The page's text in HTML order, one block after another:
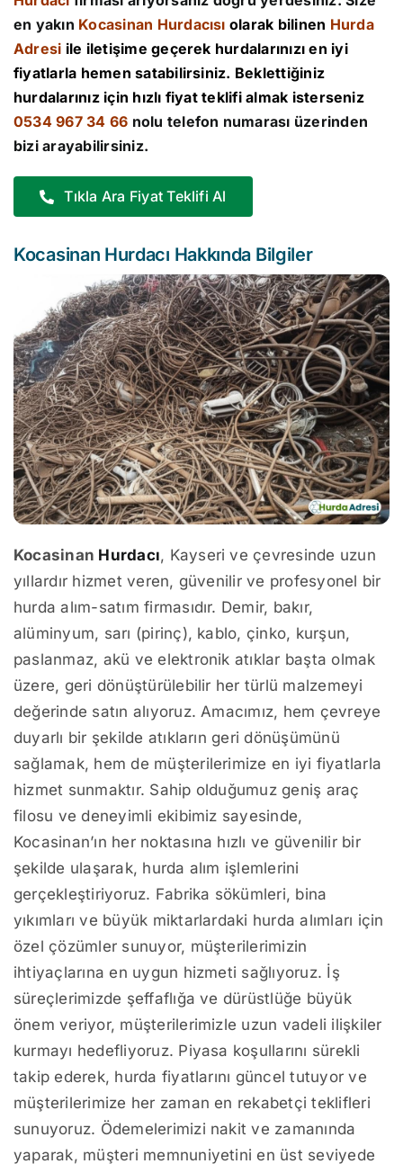
en yakın Kocasinan Hurdacısı olarak bilinen Hurda
Adresi ile iletişime geçerek hurdalarınızı en iyi
fiyatlarla hemen satabilirsiniz. Beklettiğiniz
hurdalarınız için hızlı fiyat teklifi almak isterseniz
0534 967 34 66 nolu telefon numarası üzerinden
bizi arayabilirsiniz.
Tıkla Ara Fiyat Teklifi Al
Kocasinan Hurdacı Hakkında Bilgiler
Kocasinan Hurdacı, Kayseri ve çevresinde uzun
yıllardır hizmet veren, güvenilir ve profesyonel bir
hurda alım-satım firmasıdır. Demir, bakır,
alüminyum, sarı (pirinç), kablo, çinko, kurşun,
paslanmaz, akü ve elektronik atıklar başta olmak
üzere, geri dönüştürülebilir her türlü malzemeyi
değerinde satın alıyoruz. Amacımız, hem çevreye
duyarlı bir şekilde atıkların geri dönüşümünü
sağlamak, hem de müşterilerimize en iyi fiyatlarla
hizmet sunmaktır. Sahip olduğumuz geniş araç
filosu ve deneyimli ekibimiz sayesinde,
Kocasinan’ın her noktasına hızlı ve güvenilir bir
şekilde ulaşarak, hurda alım işlemlerini
gerçekleştiriyoruz. Fabrika sökümleri, bina
yıkımları ve büyük miktarlardaki hurda alımları için
özel çözümler sunuyor, müşterilerimizin
ihtiyaçlarına en uygun hizmeti sağlıyoruz. İş
süreçlerimizde şeffaflığa ve dürüstlüğe büyük
önem veriyor, müşterilerimizle uzun vadeli ilişkiler
kurmayı hedefliyoruz. Piyasa koşullarını sürekli
takip ederek, hurda fiyatlarını güncel tutuyor ve
müşterilerimize her zaman en rekabetçi teklifleri
sunuyoruz. Ödemelerimizi nakit ve zamanında
yaparak, müşteri memnuniyetini en üst seviyede